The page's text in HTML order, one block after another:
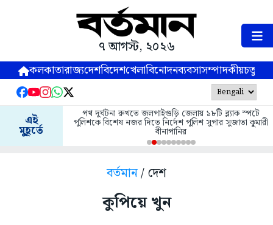
৭ আগস্ট, ২০২৬
কলকাতারাজ্যদেশবিদেশখেলাবিনোদনব্যবসাসম্পাদকীয়
এই
মুহূর্তে
পথ দুর্ঘটনা রুখতে জলপাইগুড়ি জেলায় ১৮টি ব্ল্যাক স্পটে
পুলিশকে বিশেষ নজর দিতে নির্দেশ পুলিশ সুপার সুজাতা কুমারী
বীনাপানির
বর্তমান/ দেশ
কুপিয়ে খুন